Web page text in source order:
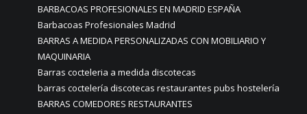
BARBACOAS PROFESIONALES EN MADRID ESPAÑA
Barbacoas Profesionales Madrid
BARRAS A MEDIDA PERSONALIZADAS CON MOBILIARIO Y
MAQUINARIA
Barras cocteleria a medida discotecas
barras coctelería discotecas restaurantes pubs hostelería
BARRAS COMEDORES RESTAURANTES